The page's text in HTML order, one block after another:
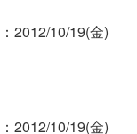
：2012/10/19(金)
：2012/10/19(金)